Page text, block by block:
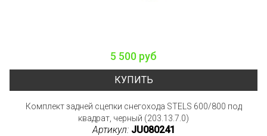
5 500 руб
КУПИТЬ
Комплект задней сцепки снегохода STELS 600/800 под
квадрат, черный (203.13.7.0)
Артикул: JU080241